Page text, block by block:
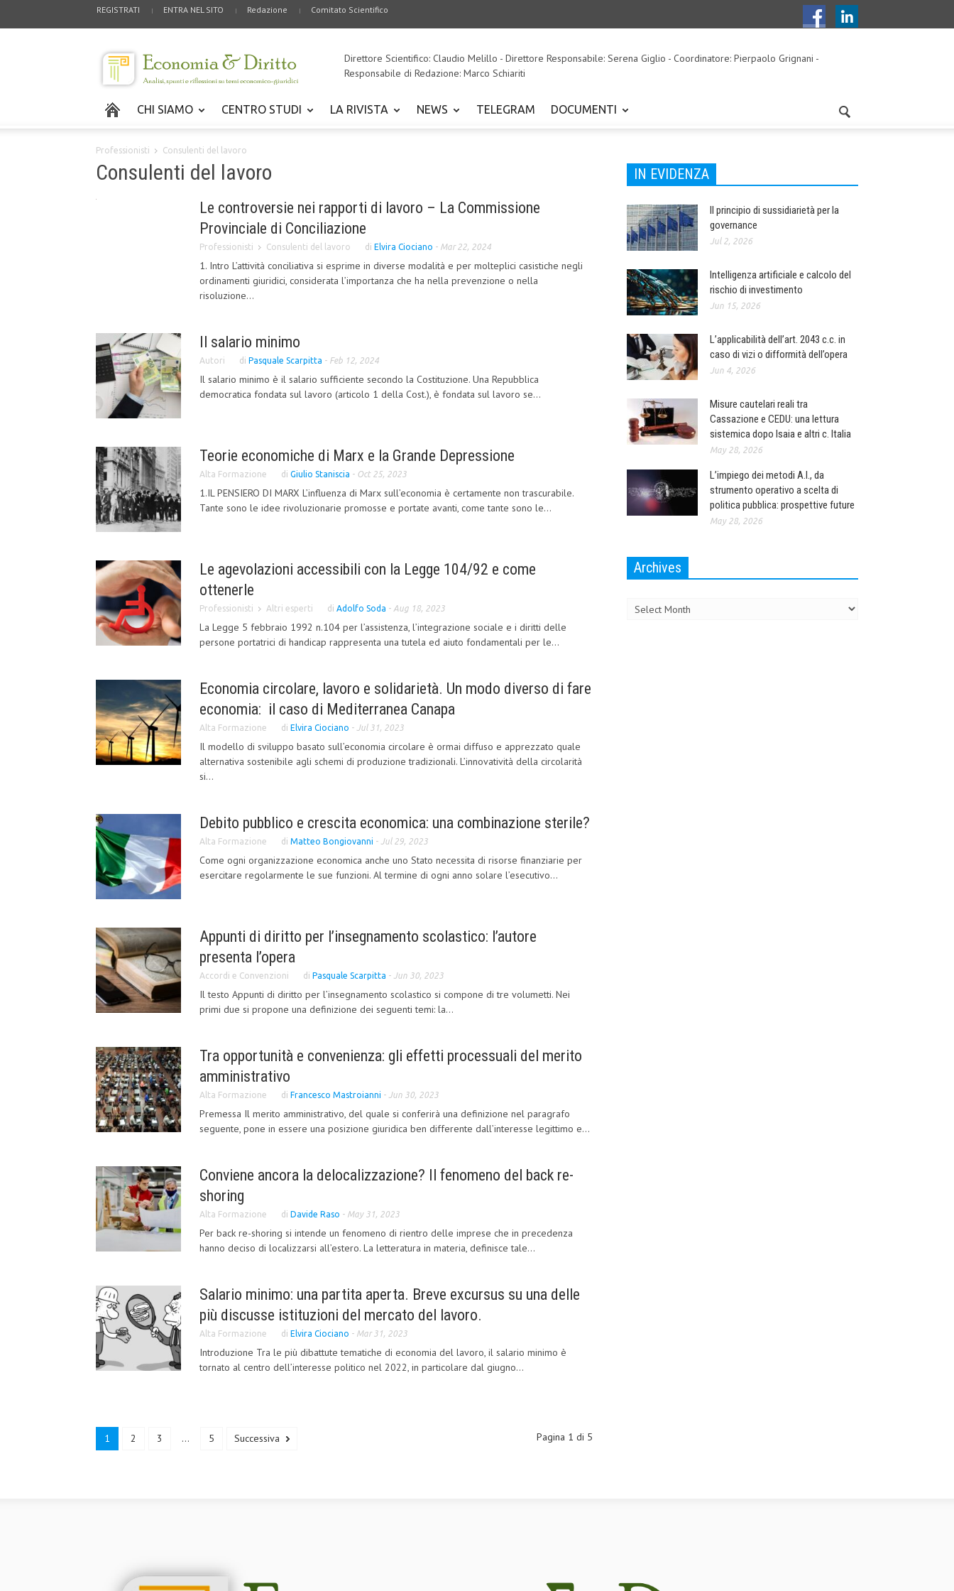
REGISTRATI ENTRA NEL SITO Redazione Comitato Scientifico
Direttore Scientifico: Claudio Melillo - Direttore Responsabile: Serena Giglio - Coordinatore: Pierpaolo Grignani -
Responsabile di Redazione: Marco Schiariti
CHI SIAMO CENTRO STUDI LA RIVISTA NEWS TELEGRAM DOCUMENTI
Professionisti Consulenti del lavoro
Consulenti del lavoro
Le controversie nei rapporti di lavoro – La Commissione
Provinciale di Conciliazione
Professionisti Consulenti del lavoro di Elvira Ciociano - Mar 22, 2024
1. Intro L’attività conciliativa si esprime in diverse modalità e per molteplici casistiche negli
ordinamenti giuridici, considerata l’importanza che ha nella prevenzione o nella
risoluzione...
Il salario minimo
Autori di Pasquale Scarpitta - Feb 12, 2024
Il salario minimo è il salario sufficiente secondo la Costituzione. Una Repubblica
democratica fondata sul lavoro (articolo 1 della Cost.), è fondata sul lavoro se...
Teorie economiche di Marx e la Grande Depressione
Alta Formazione di Giulio Staniscia - Oct 25, 2023
1.IL PENSIERO DI MARX L’influenza di Marx sull’economia è certamente non trascurabile.
Tante sono le idee rivoluzionarie promosse e portate avanti, come tante sono le...
Le agevolazioni accessibili con la Legge 104/92 e come
ottenerle
Professionisti Altri esperti di Adolfo Soda - Aug 18, 2023
La Legge 5 febbraio 1992 n.104 per l’assistenza, l’integrazione sociale e i diritti delle
persone portatrici di handicap rappresenta una tutela ed aiuto fondamentali per le...
Economia circolare, lavoro e solidarietà. Un modo diverso di fare
economia: il caso di Mediterranea Canapa
Alta Formazione di Elvira Ciociano - Jul 31, 2023
Il modello di sviluppo basato sull’economia circolare è ormai diffuso e apprezzato quale
alternativa sostenibile agli schemi di produzione tradizionali. L’innovatività della circolarità
si...
Debito pubblico e crescita economica: una combinazione sterile?
Alta Formazione di Matteo Bongiovanni - Jul 29, 2023
Come ogni organizzazione economica anche uno Stato necessita di risorse finanziarie per
esercitare regolarmente le sue funzioni. Al termine di ogni anno solare l’esecutivo...
Appunti di diritto per l’insegnamento scolastico: l’autore
presenta l’opera
Accordi e Convenzioni di Pasquale Scarpitta - Jun 30, 2023
Il testo Appunti di diritto per l’insegnamento scolastico si compone di tre volumetti. Nei
primi due si propone una definizione dei seguenti temi: la...
Tra opportunità e convenienza: gli effetti processuali del merito
amministrativo
Alta Formazione di Francesco Mastroianni - Jun 30, 2023
Premessa Il merito amministrativo, del quale si conferirà una definizione nel paragrafo
seguente, pone in essere una posizione giuridica ben differente dall’interesse legittimo e...
Conviene ancora la delocalizzazione? Il fenomeno del back re-
shoring
Alta Formazione di Davide Raso - May 31, 2023
Per back re-shoring si intende un fenomeno di rientro delle imprese che in precedenza
hanno deciso di localizzarsi all’estero. La letteratura in materia, definisce tale...
Salario minimo: una partita aperta. Breve excursus su una delle
più discusse istituzioni del mercato del lavoro.
Alta Formazione di Elvira Ciociano - Mar 31, 2023
Introduzione Tra le più dibattute tematiche di economia del lavoro, il salario minimo è
tornato al centro dell’interesse politico nel 2022, in particolare dal giugno...
1 2 3 ... 5 Successiva Pagina 1 di 5
IN EVIDENZA
Il principio di sussidiarietà per la
governance
Jul 2, 2026
Intelligenza artificiale e calcolo del
rischio di investimento
Jun 15, 2026
L’applicabilità dell’art. 2043 c.c. in
caso di vizi o difformità dell’opera
Jun 4, 2026
Misure cautelari reali tra
Cassazione e CEDU: una lettura
sistemica dopo Isaia e altri c. Italia
May 28, 2026
L’impiego dei metodi A.I., da
strumento operativo a scelta di
politica pubblica: prospettive future
May 28, 2026
Archives